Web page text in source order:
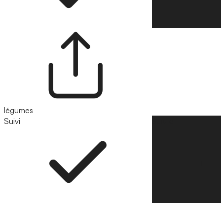
légumes
Suivi